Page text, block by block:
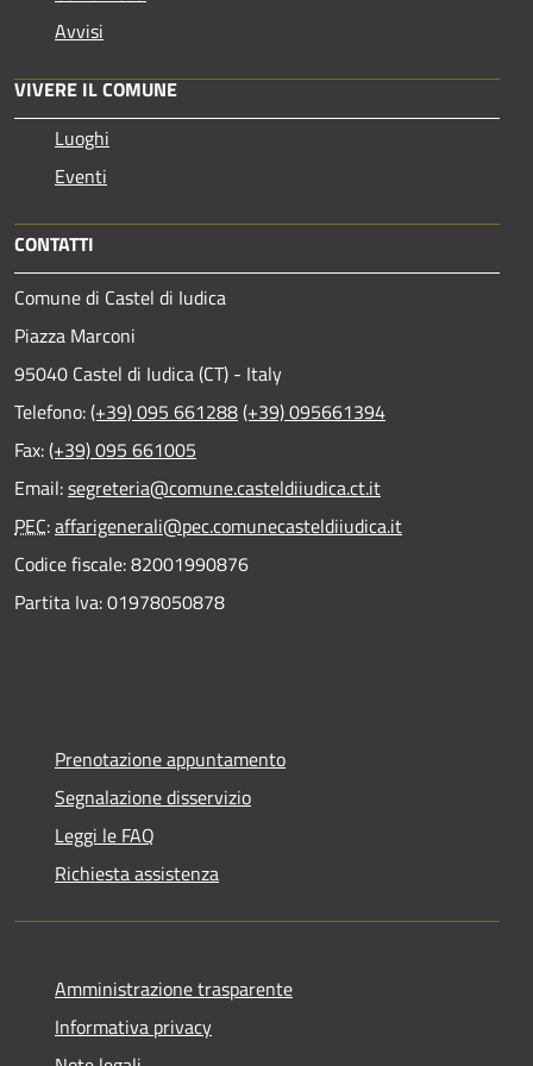
Avvisi
VIVERE IL COMUNE
Luoghi
Eventi
CONTATTI
Comune di Castel di Iudica
Piazza Marconi
95040 Castel di Iudica (CT) - Italy
Telefono:(+39) 095 661288(+39) 095661394
Fax:(+39) 095 661005
Email:segreteria@comune.casteldiiudica.ct.it
PEC:affarigenerali@pec.comunecasteldiiudica.it
Codice fiscale: 82001990876
Partita Iva: 01978050878
Prenotazione appuntamento
Segnalazione disservizio
Leggi le FAQ
Richiesta assistenza
Amministrazione trasparente
Informativa privacy